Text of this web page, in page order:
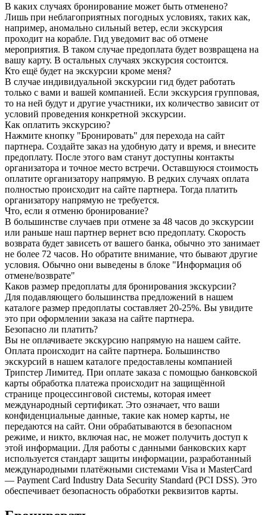
В каких случаях бронирование может быть отменено?
Лишь при неблагоприятных погодных условиях, таких как,
например, аномально сильный ветер, если экскурсия
проходит на корабле. Гид уведомит вас об отмене
мероприятия. В таком случае предоплата будет возвращена на
вашу карту. В остальных случаях экскурсия состоится.
Кто ещё будет на экскурсии кроме меня?
В случае индивидуальной экскурсии гид будет работать
только с вами и вашей компанией. Если экскурсия групповая,
то на ней будут и другие участники, их количество зависит от
условий проведения конкретной экскурсии.
Как оплатить экскурсию?
Нажмите кнопку "Бронировать" для перехода на сайт
партнера. Создайте заказ на удобную дату и время, и внесите
предоплату. После этого вам станут доступны контакты
организатора и точное место встречи. Оставшуюся стоимость
оплатите организатору напрямую. В редких случаях оплата
полностью происходит на сайте партнера. Тогда платить
организатору напрямую не требуется.
Что, если я отменю бронирование?
В большинстве случаев при отмене за 48 часов до экскурсии
или раньше наш партнер вернет всю предоплату. Скорость
возврата будет зависеть от вашего банка, обычно это занимает
не более 72 часов. Но обратите внимание, что бывают другие
условия. Обычно они выведены в блоке "Информация об
отмене/возврате"
Каков размер предоплаты для бронирования экскурсии?
Для подавляющего большинства предложений в нашем
каталоге размер предоплаты составляет 20-25%. Вы увидите
это при оформлении заказа на сайте партнера.
Безопасно ли платить?
Вы не оплачиваете экскурсию напрямую на нашем сайте.
Оплата происходит на сайте партнера. Большинство
экскурсий в нашем каталоге предоставлены компанией
Трипстер Лимитед. При оплате заказа с помощью банковской
карты обработка платежа происходит на защищённой
странице процессинговой системы, которая имеет
международный сертификат. Это означает, что ваши
конфиденциальные данные, такие как номер карты, не
передаются на сайт. Они обрабатываются в безопасном
режиме, и никто, включая нас, не может получить доступ к
этой информации. Для работы с данными банковских карт
используется стандарт защиты информации, разработанный
международными платёжными системами Visa и MasterCard
— Payment Card Industry Data Security Standard (PCI DSS). Это
обеспечивает безопасность обработки реквизитов карты.